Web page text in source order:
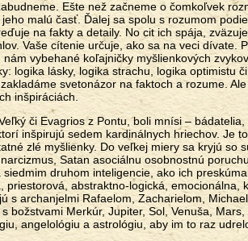
Ešte než začneme o čomkoľvek
malú časť. Ďalej sa spolu s rozumom
na fakty a detaily. No cit ich spája,
Vaše cítenie určuje, ako sa na veci dívate.
vybehané koľajničky myšlienkových
logika lásky, logika strachu, logika optimistu či
svetonázor na faktoch a rozume.
inšpiráciách.
či Evagrios z Pontu, boli mnísi – bádatelia,
inšpirujú sedem kardinálnych hriechov. Je
zlé myšlienky. Do veľkej miery sa kryjú so
Satan asociálnu osobnostnú
druhom inteligencie, ako ich
abstraktno-logická, emocionálna,
s archanjelmi Rafaelom, Zacharielom,
božstvami Merkúr, Jupiter, Sol, Venuša, Mars,
angelológiu a astrológiu, aby im to raz